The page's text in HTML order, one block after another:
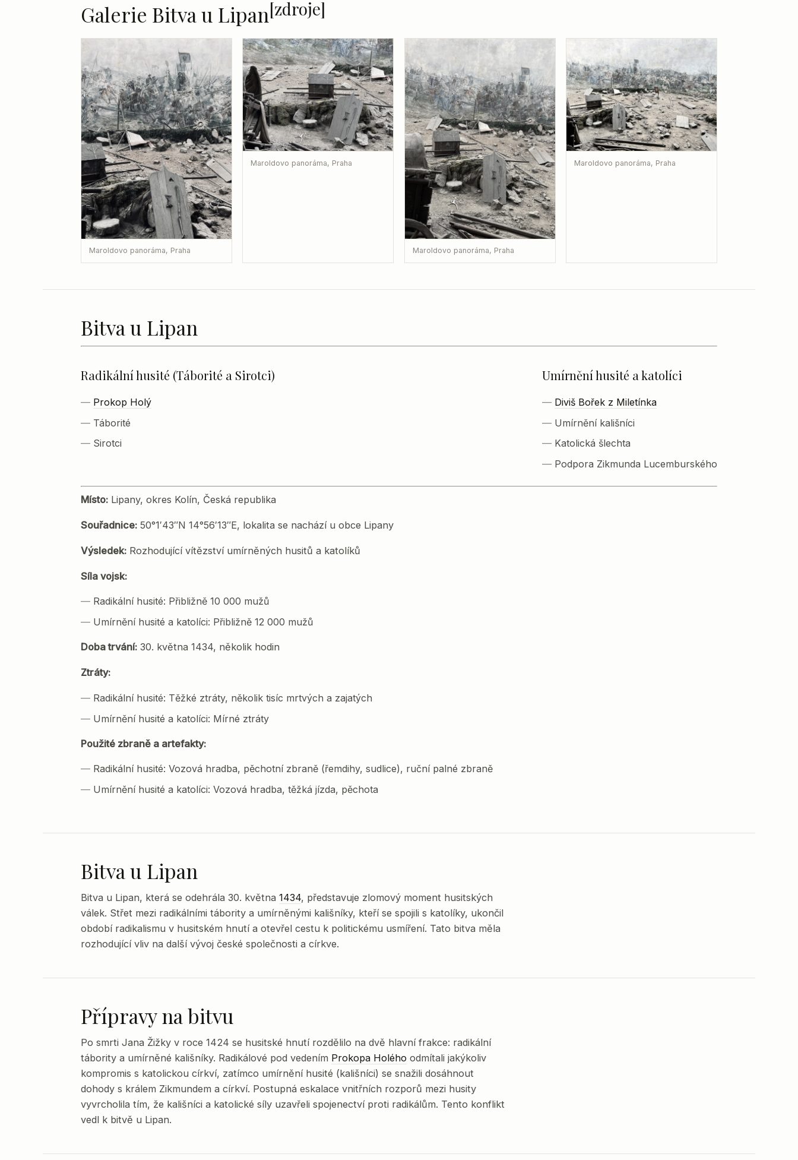
Galerie Bitva u Lipan[zdroje]
Maroldovo panoráma, Praha
Maroldovo panoráma, Praha
Maroldovo panoráma, Praha
Maroldovo panoráma, Praha
Bitva u Lipan
Radikální husité (Táborité a Sirotci)
Prokop Holý
Táborité
Sirotci
Umírnění husité a katolíci
Diviš Bořek z Miletínka
Umírnění kališníci
Katolická šlechta
Podpora Zikmunda Lucemburského
Místo: Lipany, okres Kolín, Česká republika
Souřadnice: 50°1′43″N 14°56′13″E, lokalita se nachází u obce Lipany
Výsledek: Rozhodující vítězství umírněných husitů a katolíků
Síla vojsk:
Radikální husité: Přibližně 10 000 mužů
Umírnění husité a katolíci: Přibližně 12 000 mužů
Doba trvání: 30. května 1434, několik hodin
Ztráty:
Radikální husité: Těžké ztráty, několik tisíc mrtvých a zajatých
Umírnění husité a katolíci: Mírné ztráty
Použité zbraně a artefakty:
Radikální husité: Vozová hradba, pěchotní zbraně (řemdihy, sudlice), ruční palné zbraně
Umírnění husité a katolíci: Vozová hradba, těžká jízda, pěchota
Bitva u Lipan
Bitva u Lipan, která se odehrála 30. května 1434, představuje zlomový moment husitských
válek. Střet mezi radikálními tábority a umírněnými kališníky, kteří se spojili s katolíky, ukončil
období radikalismu v husitském hnutí a otevřel cestu k politickému usmíření. Tato bitva měla
rozhodující vliv na další vývoj české společnosti a církve.
Přípravy na bitvu
Po smrti Jana Žižky v roce 1424 se husitské hnutí rozdělilo na dvě hlavní frakce: radikální
tábority a umírněné kališníky. Radikálové pod vedením Prokopa Holého odmítali jakýkoliv
kompromis s katolickou církví, zatímco umírnění husité (kališníci) se snažili dosáhnout
dohody s králem Zikmundem a církví. Postupná eskalace vnitřních rozporů mezi husity
vyvrcholila tím, že kališníci a katolické síly uzavřeli spojenectví proti radikálům. Tento konflikt
vedl k bitvě u Lipan.